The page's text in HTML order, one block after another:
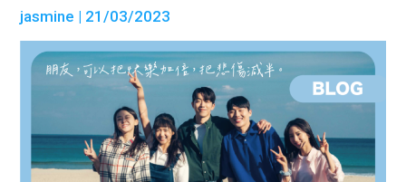
jasmine | 21/03/2023